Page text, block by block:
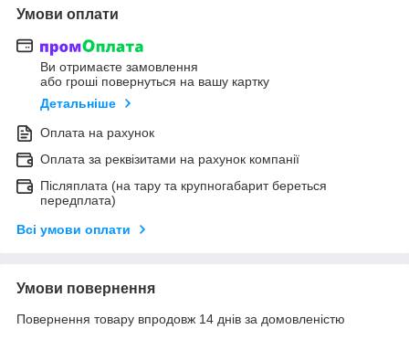
Умови оплати
Ви отримаєте замовлення
або гроші повернуться на вашу картку
Детальніше
Оплата на рахунок
Оплата за реквізитами на рахунок компанії
Післяплата (на тару та крупногабарит береться
передплата)
Всі умови оплати
Умови повернення
Повернення товару впродовж 14 днів за домовленістю